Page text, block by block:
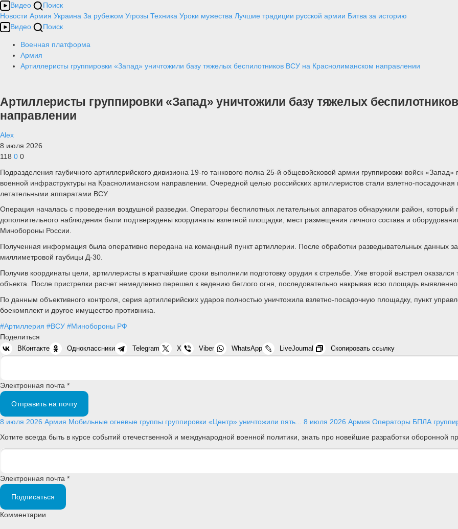
Видео
Поиск
Новости Армия Украина За рубежом Угрозы Техника Уроки мужества Лучшие традиции русской армии Битва за историю
Видео
Поиск
Военная платформа
Армия
Артиллеристы группировки «Запад» уничтожили базу тяжелых беспилотников ВСУ на Краснолиманском направлении
Артиллеристы группировки «Запад» уничтожили базу тяжелых
направлении
Alex
8 июля 2026
118 0 0
Подразделения гаубичного артиллерийского дивизиона 19-го танкового полка 25-й общевойсковой армии группировки войск
военной инфраструктуры на Краснолиманском направлении. Очередной целью российских артиллеристов стали взлетно-
летательными аппаратами ВСУ.
Операция началась с проведения воздушной разведки. Операторы беспилотных летательных аппаратов обнаружили район,
дополнительного наблюдения были подтверждены координаты взлетной площадки, мест размещения личного состава и
Минобороны России.
Полученная информация была оперативно передана на командный пункт артиллерии. После обработки разведывательных данных
миллиметровой гаубицы Д-30.
Получив координаты цели, артиллеристы в кратчайшие сроки выполнили подготовку орудия к стрельбе. Уже второй выстрел
объекта. После пристрелки расчет немедленно перешел к ведению беглого огня, последовательно накрывая всю площадь
По данным объективного контроля, серия артиллерийских ударов полностью уничтожила взлетно-посадочную площадку, пункт
боекомплект и другое имущество противника.
#Артиллерия #ВСУ #Минобороны РФ
Поделиться
ВКонтакте Одноклассники Telegram X Viber WhatsApp LiveJournal Скопировать ссылку
Электронная почта *
Отправить на почту
8 июля 2026 Армия Мобильные огневые группы группировки «Центр» уничтожили пять... 8 июля 2026 Армия Операторы БПЛА
Хотите всегда быть в курсе событий отечественной и международной военной политики, знать про новейшие разработки
Электронная почта *
Подписаться
Комментарии